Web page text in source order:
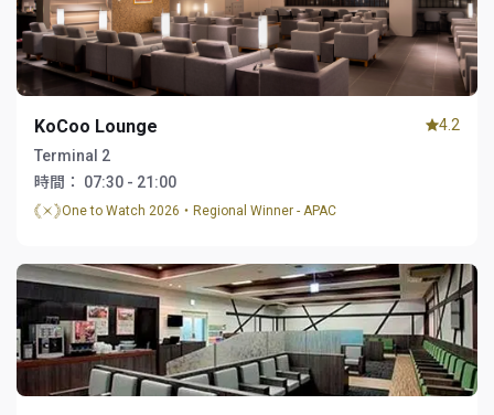
KoCoo Lounge
Terminal 2
時間：
07:30 - 21:00
One to Watch 2026・Regional Winner - APAC
4.2